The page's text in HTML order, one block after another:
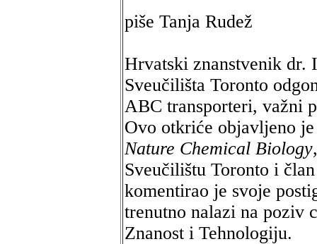
piše Tanja Rudež
Hrvatski znanstvenik dr.
Sveučilišta Toronto
ABC transporteri, važni
Ovo otkriće objavljeno
Nature Chemical Biology
Sveučilištu Toronto i
komentirao je svoje
trenutno nalazi na poziv
Znanost i Tehnologiju.